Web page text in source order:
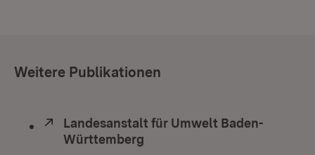
Weitere Publikationen
Extern:
Landesanstalt für Umwelt Baden-
Württemberg